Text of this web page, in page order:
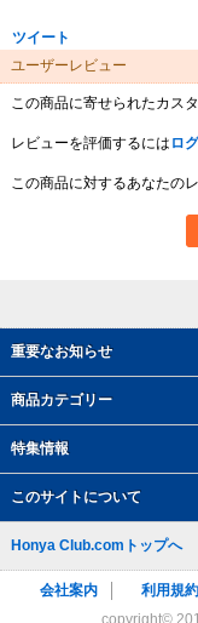
重要なお知らせ
商品カテゴリー
特集情報
このサイトについて
ツイート
ユーザーレビュー
この商品に寄せられたカス
レビューを評価するには ロ
この商品に対するあなたの
Honya Club.comトップへ
会社案内 利用規
copyright©